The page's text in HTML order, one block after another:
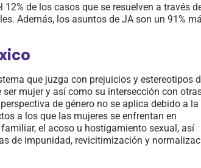
de los casos que se resuelven a través
Además, los asuntos de JA son un 91%
que juzga con prejuicios y estereotipos
mujer y así como su intersección con
de género no se aplica debido a la
a los que las mujeres se enfrentan en
el acoso u hostigamiento sexual, así
de impunidad, revicitimización y